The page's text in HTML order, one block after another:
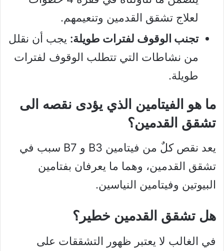
لعلاج تشقق القدمين وتنعيمهم.
تجنب الوقوف لفترات طويلة: يجب أن نقلل
من نشاطات التي تتطلب الوقوف لفترات
طويلة.
ما هو الفيتامين الذي يؤدى نقصه الى
تشقق القدمين؟
يعد نقص كلٌ من فيتامين B3 و B7 سبب في
تشقق القدمين، وهما ما يعرفان بفتامين
البيوتين وفيتامين النياسين.
هل تشقق القدمين خطير؟
في الغالب لا يعتبر ظهور التشققات على